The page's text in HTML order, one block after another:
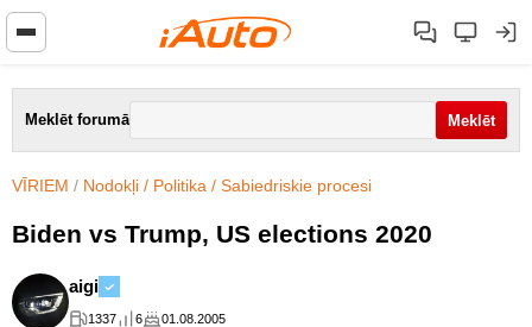
Meklēt forumā
VĪRIEM / Nodokļi / Politika / Sabiedriskie procesi
Biden vs Trump, US elections 2020
aigi
1337 6 01.08.2005